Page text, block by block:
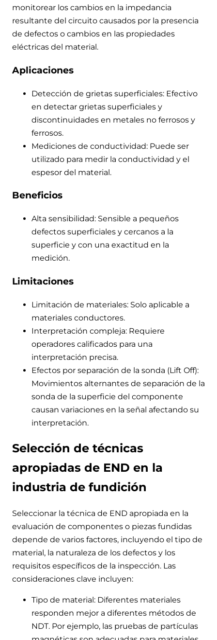
monitorear los cambios en la impedancia
resultante del circuito causados por la presencia
de defectos o cambios en las propiedades
eléctricas del material.
Aplicaciones
Detección de grietas superficiales: Efectivo
en detectar grietas superficiales y
discontinuidades en metales no ferrosos y
ferrosos.
Mediciones de conductividad: Puede ser
utilizado para medir la conductividad y el
espesor del material.
Beneficios
Alta sensibilidad: Sensible a pequeños
defectos superficiales y cercanos a la
superficie y con una exactitud en la
medición.
Limitaciones
Limitación de materiales: Solo aplicable a
materiales conductores.
Interpretación compleja: Requiere
operadores calificados para una
interpretación precisa.
Efectos por separación de la sonda (Lift Off):
Movimientos alternantes de separación de la
sonda de la superficie del componente
causan variaciones en la señal afectando su
interpretación.
Selección de técnicas
apropiadas de END en la
industria de fundición
Seleccionar la técnica de END apropiada en la
evaluación de componentes o piezas fundidas
depende de varios factores, incluyendo el tipo de
material, la naturaleza de los defectos y los
requisitos específicos de la inspección. Las
consideraciones clave incluyen:
Tipo de material: Diferentes materiales
responden mejor a diferentes métodos de
NDT. Por ejemplo, las pruebas de partículas